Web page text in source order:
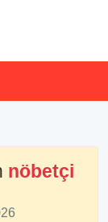
nöbetçi